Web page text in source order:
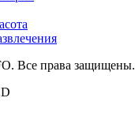
. Все права защищены.